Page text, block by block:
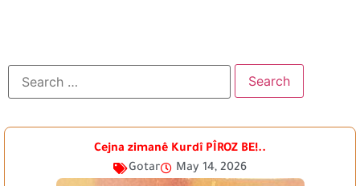
Cejna zimanê Kurdî PÎROZ BE!..
Gotar
May 14, 2026